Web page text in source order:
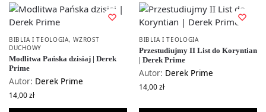
BIBLIA I TEOLOGIA,WZROST
DUCHOWY
Modlitwa Pańska dzisiaj | Derek
Prime
Autor: Derek Prime
14,00zł
BIBLIA I TEOLOGIA
Przestudiujmy II List do Koryntian
| Derek Prime
Autor: Derek Prime
14,00zł